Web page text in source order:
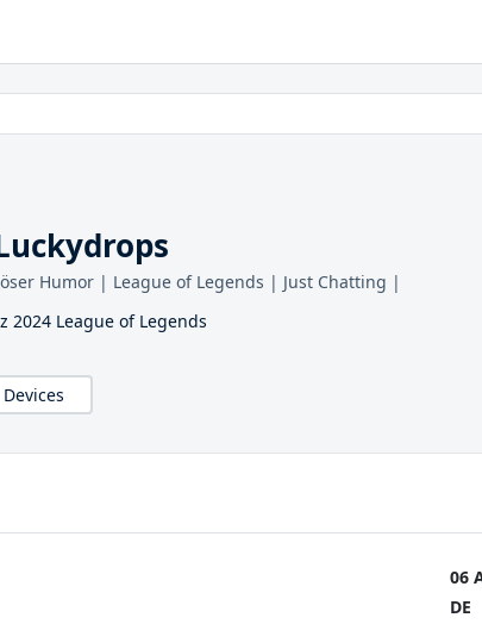
Humor | League of Legends | Just Chatting |
2024 League of Legends
Devices
06
DE